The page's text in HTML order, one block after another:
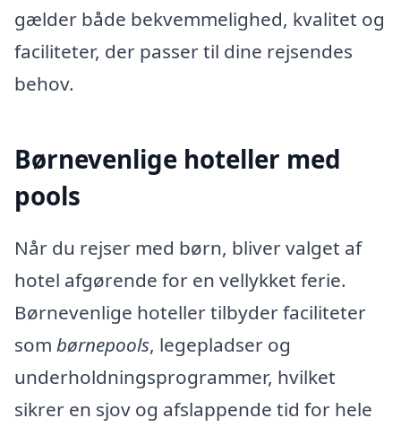
gælder både bekvemmelighed, kvalitet og
faciliteter, der passer til dine rejsendes
behov.
Børnevenlige hoteller med
pools
Når du rejser med børn, bliver valget af
hotel afgørende for en vellykket ferie.
Børnevenlige hoteller tilbyder faciliteter
som børnepools, legepladser og
underholdningsprogrammer, hvilket
sikrer en sjov og afslappende tid for hele